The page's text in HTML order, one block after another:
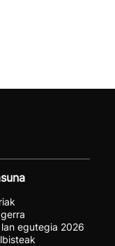
egutegia 2026